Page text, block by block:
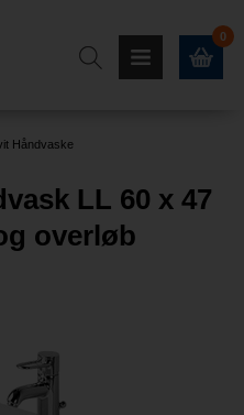
0
Håndvaske
LL 60 x 47
overløb